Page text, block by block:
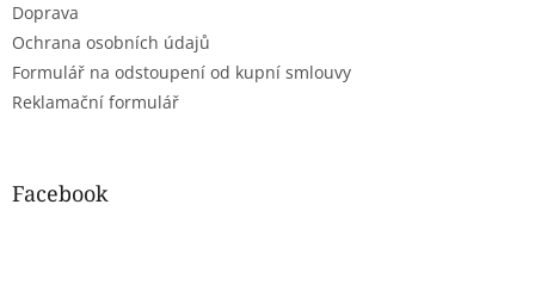
Doprava
Ochrana osobních údajů
Formulář na odstoupení od kupní smlouvy
Reklamační formulář
Facebook